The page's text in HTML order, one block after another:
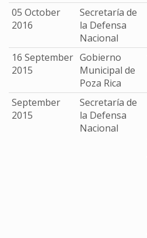
05 October
2016
Secretaría de
la Defensa
Nacional
16 September
2015
Gobierno
Municipal de
Poza Rica
September
2015
Secretaría de
la Defensa
Nacional